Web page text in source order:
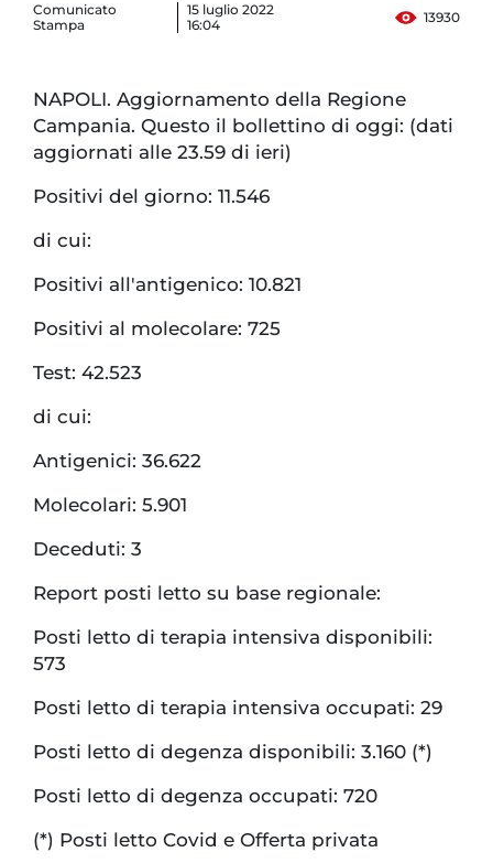
Comunicato
Stampa
15 luglio 2022
16:04
13930
NAPOLI. Aggiornamento della Regione
Campania. Questo il bollettino di oggi: (dati
aggiornati alle 23.59 di ieri)
Positivi del giorno: 11.546
di cui:
Positivi all'antigenico: 10.821
Positivi al molecolare: 725
Test: 42.523
di cui:
Antigenici: 36.622
Molecolari: 5.901
Deceduti: 3
Report posti letto su base regionale:
Posti letto di terapia intensiva disponibili:
573
Posti letto di terapia intensiva occupati: 29
Posti letto di degenza disponibili: 3.160 (*)
Posti letto di degenza occupati: 720
(*) Posti letto Covid e Offerta privata